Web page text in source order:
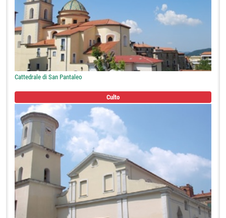
Cattedrale di San Pantaleo
Culto